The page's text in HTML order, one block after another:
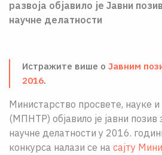
О НАМА
LAT
развоја објавило је Јавни
научне делатности
Истражите више о Јавним
2016.
Министарство просвете, науке и
(МПНТР) објавило је јавни
научне делатности у 2016.
конкурса налази се на сајту